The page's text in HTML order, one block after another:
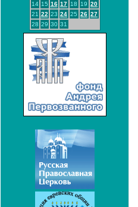
14 15 16 17 18 19 20
21 22 23 24 25 26 27
28 29 30 31